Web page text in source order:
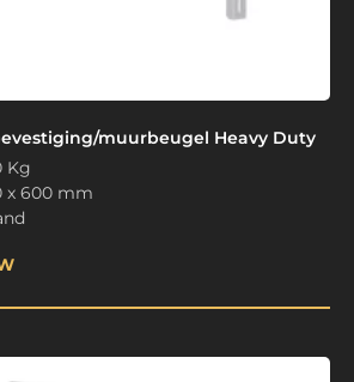
muurbeugel Heavy Duty
Kg
x 600 mm